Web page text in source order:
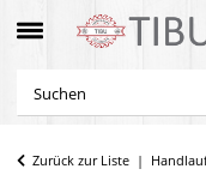
Zurück zur Liste